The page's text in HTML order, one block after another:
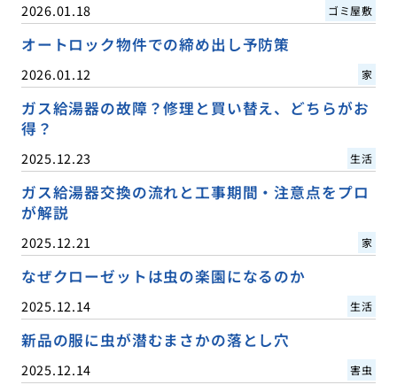
2026.01.18 ゴミ屋敷
オートロック物件での締め出し予防策
2026.01.12 家
ガス給湯器の故障？修理と買い替え、どちらがお
得？
2025.12.23 生活
ガス給湯器交換の流れと工事期間・注意点をプロ
が解説
2025.12.21 家
なぜクローゼットは虫の楽園になるのか
2025.12.14 生活
新品の服に虫が潜むまさかの落とし穴
2025.12.14 害虫